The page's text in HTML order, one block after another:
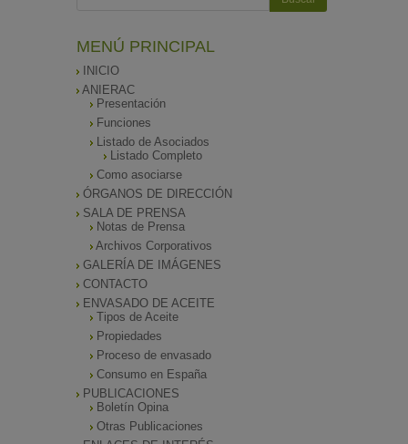
MENÚ PRINCIPAL
INICIO
ANIERAC
Presentación
Funciones
Listado de Asociados
Listado Completo
Como asociarse
ÓRGANOS DE DIRECCIÓN
SALA DE PRENSA
Notas de Prensa
Archivos Corporativos
GALERÍA DE IMÁGENES
CONTACTO
ENVASADO DE ACEITE
Tipos de Aceite
Propiedades
Proceso de envasado
Consumo en España
PUBLICACIONES
Boletín Opina
Otras Publicaciones